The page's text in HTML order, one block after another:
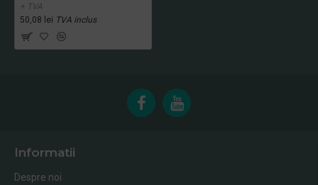
+ TVA
50,08 lei TVA inclus
Informatii
Despre noi